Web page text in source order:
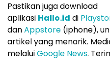
Pastikan juga download
aplikasi Hallo.id di
danAppstore (iphone),
artikel yang menarik.
melaluiGoogle News.